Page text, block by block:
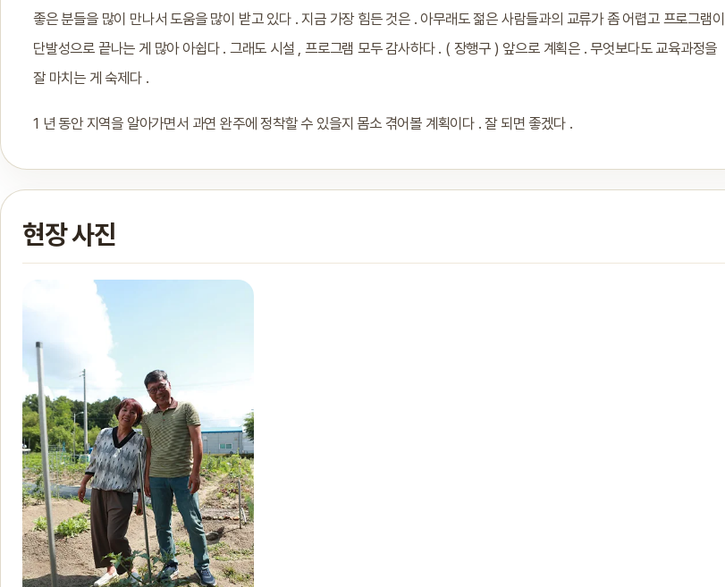
좋은 분들을 많이 만나서 도움을 많이 받고 있다 . 지금 가장 힘든 것은 . 아무래도 젊은 사람들과의 교류가 좀 어렵고 프로그램이
단발성으로 끝나는 게 많아 아쉽다 . 그래도 시설 , 프로그램 모두 감사하다 . ( 장행구 ) 앞으로 계획은 . 무엇보다도 교육과정을
잘 마치는 게 숙제다 .
1 년 동안 지역을 알아가면서 과연 완주에 정착할 수 있을지 몸소 겪어볼 계획이다 . 잘 되면 좋겠다 .
현장 사진